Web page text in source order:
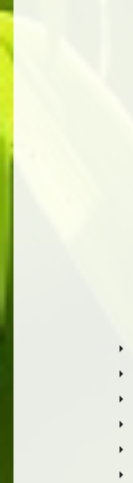
►
►
►
►
►